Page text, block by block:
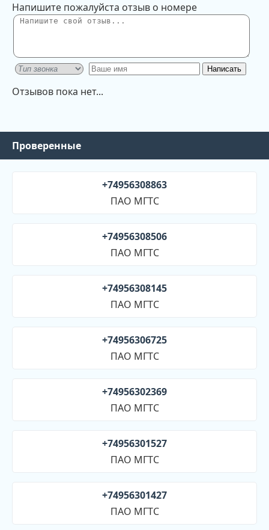
Напишите пожалуйста отзыв о номере
Отзывов пока нет...
Проверенные
+74956308863
ПАО МГТС
+74956308506
ПАО МГТС
+74956308145
ПАО МГТС
+74956306725
ПАО МГТС
+74956302369
ПАО МГТС
+74956301527
ПАО МГТС
+74956301427
ПАО МГТС